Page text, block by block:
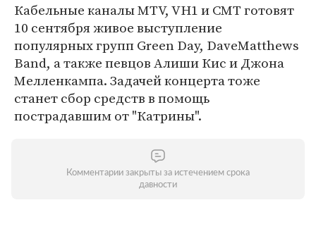
Кабельные каналы MTV, VH1 и СMT готовят
10 сентября живое выступление
популярных групп Green Day, DaveMatthews
Band, а также певцов Алиши Кис и Джона
Мелленкампа. Задачей концерта тоже
станет сбор средств в помощь
пострадавшим от "Катрины".
Комментарии закрыты за истечением срока
давности